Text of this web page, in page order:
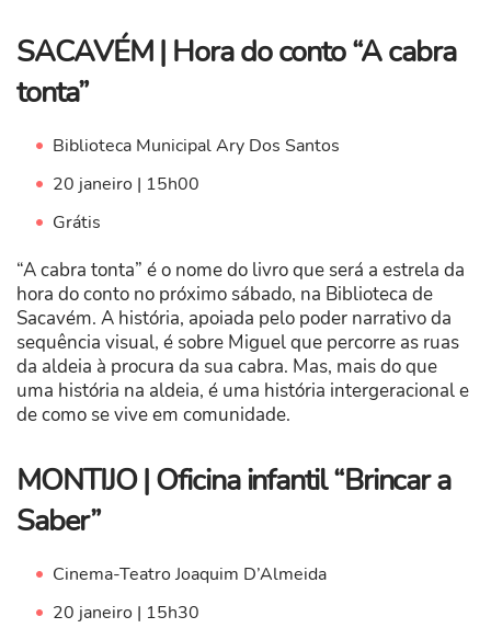
SACAVÉM | Hora do conto “A cabra
tonta”
Biblioteca Municipal Ary Dos Santos
20 janeiro | 15h00
Grátis
“A cabra tonta” é o nome do livro que será a estrela da
hora do conto no próximo sábado, na Biblioteca de
Sacavém. A história, apoiada pelo poder narrativo da
sequência visual, é sobre Miguel que percorre as ruas
da aldeia à procura da sua cabra. Mas, mais do que
uma história na aldeia, é uma história intergeracional e
de como se vive em comunidade.
MONTIJO | Oficina infantil “Brincar a
Saber”
Cinema-Teatro Joaquim D’Almeida
20 janeiro | 15h30